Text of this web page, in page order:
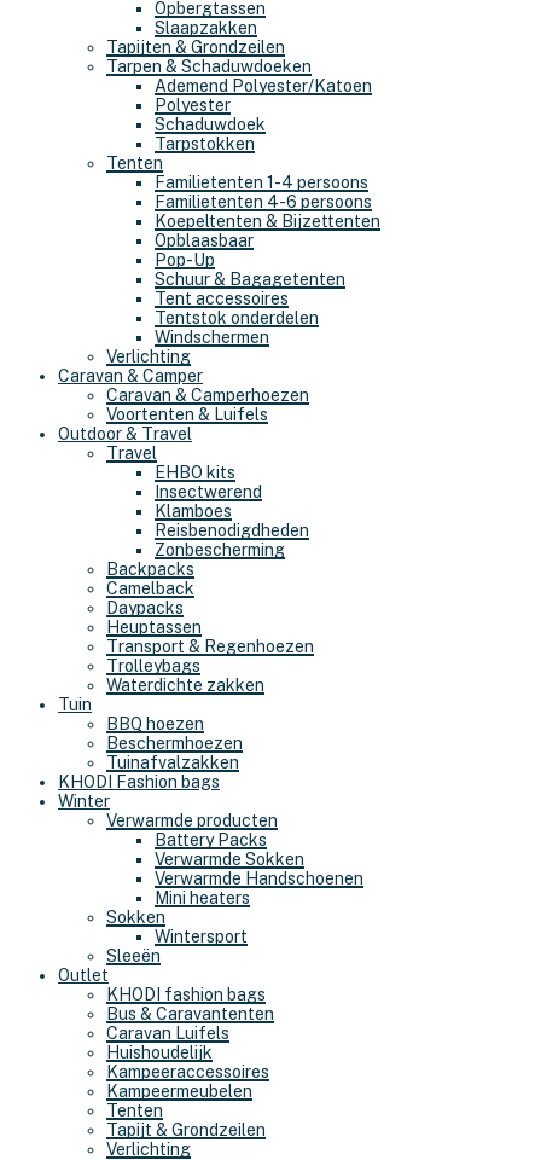
Opbergtassen
Slaapzakken
Tapijten & Grondzeilen
Tarpen & Schaduwdoeken
Ademend Polyester/Katoen
Polyester
Schaduwdoek
Tarpstokken
Tenten
Familietenten 1-4 persoons
Familietenten 4-6 persoons
Koepeltenten & Bijzettenten
Opblaasbaar
Pop-Up
Schuur & Bagagetenten
Tent accessoires
Tentstok onderdelen
Windschermen
Verlichting
Caravan & Camper
Caravan & Camperhoezen
Voortenten & Luifels
Outdoor & Travel
Travel
EHBO kits
Insectwerend
Klamboes
Reisbenodigdheden
Zonbescherming
Backpacks
Camelback
Daypacks
Heuptassen
Transport & Regenhoezen
Trolleybags
Waterdichte zakken
Tuin
BBQ hoezen
Beschermhoezen
Tuinafvalzakken
KHODI Fashion bags
Winter
Verwarmde producten
Battery Packs
Verwarmde Sokken
Verwarmde Handschoenen
Mini heaters
Sokken
Wintersport
Sleeën
Outlet
KHODI fashion bags
Bus & Caravantenten
Caravan Luifels
Huishoudelijk
Kampeeraccessoires
Kampeermeubelen
Tenten
Tapijt & Grondzeilen
Verlichting